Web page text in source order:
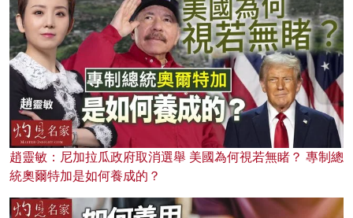
趙靈敏：尼加拉瓜政府取消選舉 美國為何視若無睹？ 專制總
統奧爾特加是如何養成的？